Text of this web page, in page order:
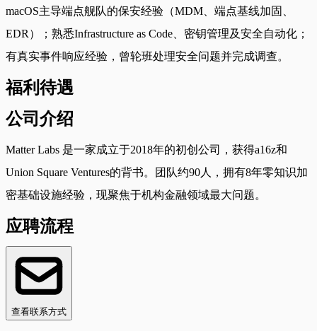
macOS主导端点舰队的保安经验（MDM、端点基线加固、
EDR）；熟悉Infrastructure as Code、密钥管理及安全自动化；
有真实事件响应经验，曾轮班处理安全问题并完成调查。
福利待遇
公司介绍
Matter Labs 是一家成立于2018年的初创公司，获得a16z和
Union Square Ventures的背书。团队约90人，拥有8年零知识加
密基础设施经验，现聚焦于机构金融领域最大问题。
应聘流程
查看联系方式